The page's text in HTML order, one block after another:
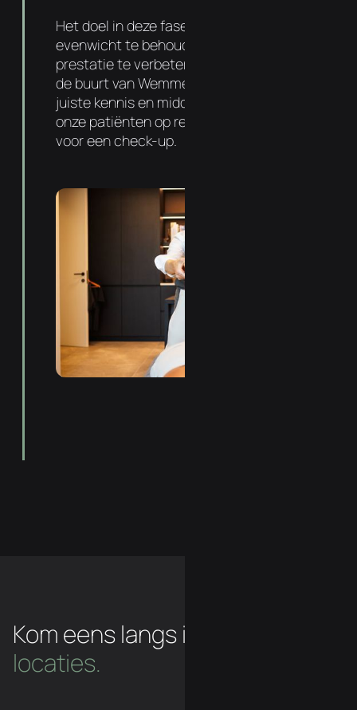
Het doel in deze fase is om dit nieuwe
evenwicht te behouden, gezondheid en
prestatie te verbeteren. Uw chiropractor in
de buurt van Wemmel heeft hiervoor de
juiste kennis en middelen. Zo komt 72% van
onze patiënten op regelmatige basis langs
voor een check-up.
Kom eens langs in een van
locaties.